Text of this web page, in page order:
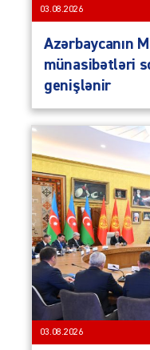
03.08.2026
Azərbaycanın
münasibətləri
genişlənir
03.08.2026